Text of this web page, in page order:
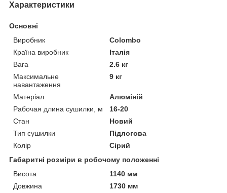
Характеристики
Основні
Виробник
Colombo
Країна виробник
Італія
Вага
2.6 кг
Максимальне
навантаження
9 кг
Матеріал
Алюміній
Рабочая длина сушилки, м
16-20
Стан
Новий
Тип сушилки
Підлогова
Колір
Сірий
Габаритні розміри в робочому положенні
Висота
1140 мм
Довжина
1730 мм